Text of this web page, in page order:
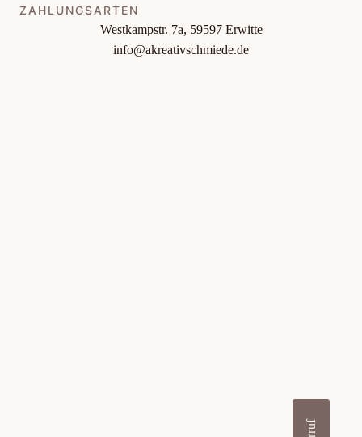
ZAHLUNGSARTEN
Westkampstr. 7a, 59597 Erwitte
info@akreativschmiede.de